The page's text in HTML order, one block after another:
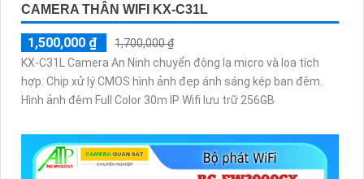
CAMERA THÂN WIFI KX-C31L
1,500,000 ₫
1,700,000 ₫
KX-C31L Camera An Ninh chuyển động lạ micro và loa tích
hợp. Chip xử lý CMOS hình ảnh đẹp ánh sáng kép ban đêm.
Hình ảnh đêm Full Color 30m IP Wifi lưu trữ 256GB